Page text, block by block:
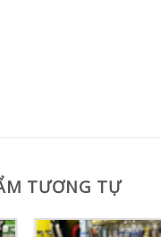
TƯƠNG TỰ